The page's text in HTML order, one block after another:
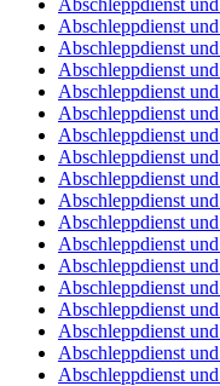
Abschleppdienst
Abschleppdienst
Abschleppdienst
Abschleppdienst
Abschleppdienst
Abschleppdienst
Abschleppdienst
Abschleppdienst
Abschleppdienst
Abschleppdienst
Abschleppdienst
Abschleppdienst
Abschleppdienst
Abschleppdienst
Abschleppdienst
Abschleppdienst
Abschleppdienst